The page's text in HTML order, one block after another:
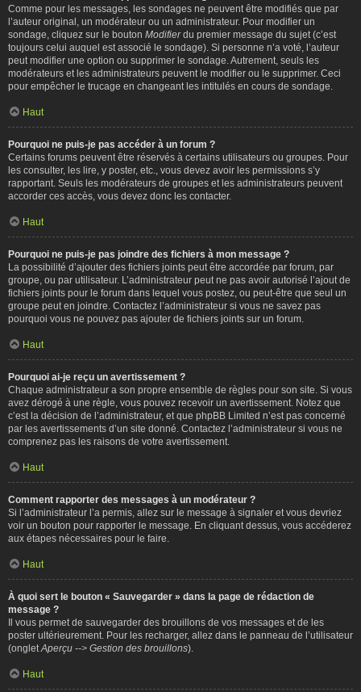
Comme pour les messages, les sondages ne peuvent être modifiés que par
l’auteur original, un modérateur ou un administrateur. Pour modifier un
sondage, cliquez sur le bouton Modifierdu premier message du sujet (c’est
toujours celui auquel est associé le sondage). Si personne n’a voté, l’auteur
peut modifier une option ou supprimer le sondage. Autrement, seuls les
modérateurs et les administrateurs peuvent le modifier ou le supprimer. Ceci
pour empêcher le trucage en changeant les intitulés en cours de sondage.
Haut
Pourquoi ne puis-je pas accéder à un forum ?
Certains forums peuvent être réservés à certains utilisateurs ou groupes. Pour
les consulter, les lire, y poster, etc., vous devez avoir les permissions s’y
rapportant. Seuls les modérateurs de groupes et les administrateurs peuvent
accorder ces accès, vous devez donc les contacter.
Haut
Pourquoi ne puis-je pas joindre des fichiers à mon message ?
La possibilité d’ajouter des fichiers joints peut être accordée par forum, par
groupe, ou par utilisateur. L’administrateur peut ne pas avoir autorisé l’ajout de
fichiers joints pour le forum dans lequel vous postez, ou peut-être que seul un
groupe peut en joindre. Contactez l’administrateur si vous ne savez pas
pourquoi vous ne pouvez pas ajouter de fichiers joints sur un forum.
Haut
Pourquoi ai-je reçu un avertissement ?
Chaque administrateur a son propre ensemble de règles pour son site. Si vous
avez dérogé à une règle, vous pouvez recevoir un avertissement. Notez que
c’est la décision de l’administrateur, et que phpBB Limited n’est pas concerné
par les avertissements d’un site donné. Contactez l’administrateur si vous ne
comprenez pas les raisons de votre avertissement.
Haut
Comment rapporter des messages à un modérateur ?
Si l’administrateur l’a permis, allez sur le message à signaler et vous devriez
voir un bouton pour rapporter le message. En cliquant dessus, vous accéderez
aux étapes nécessaires pour le faire.
Haut
À quoi sert le bouton « Sauvegarder » dans la page de rédaction de
message ?
Il vous permet de sauvegarder des brouillons de vos messages et de les
poster ultérieurement. Pour les recharger, allez dans le panneau de l’utilisateur
(onglet Aperçu --> Gestion des brouillons).
Haut